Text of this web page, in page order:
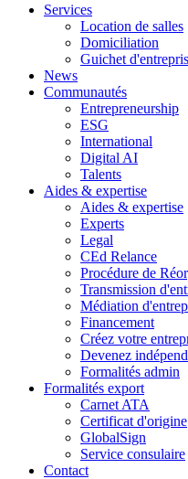
Services
Location de salles
Domiciliation
Guichet
News
Communautés
Entrepreneurship
ESG
International
Digital AI
Talents
Aides & expertise
Aides & expertise
Experts
Legal
CEd Relance
Procédure de
Transmission
Médiation
Financement
Créez votre
Devenez
Formalités admin
Formalités export
Carnet ATA
Certificat d'origine
GlobalSign
Service consulaire
Contact